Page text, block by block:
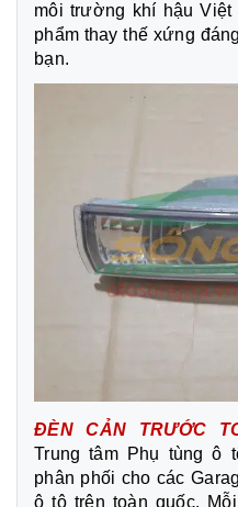
môi trường khí hậu
phẩm thay thế xứng
bạn.
ĐÈN CẢN TRƯỚC
Trung tâm Phụ tùng ô
phân phối cho các
ô tô trên toàn quốc.